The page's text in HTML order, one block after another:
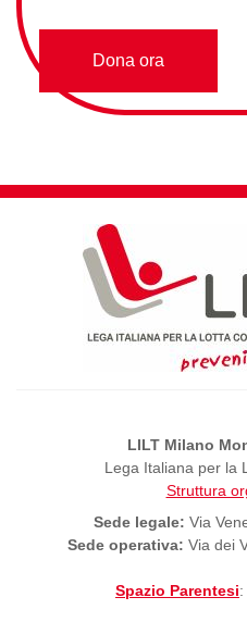
Dona ora
LILT Milano
Lega Italiana per la
Struttura
Sede legale: Via
Sede operativa: Via dei
Spazio Parentesi